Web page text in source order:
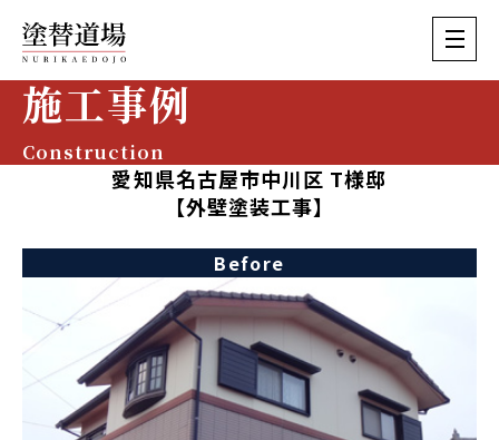
施工事例
Construction
愛知県名古屋市中川区 T様邸
【外壁塗装工事】
Before